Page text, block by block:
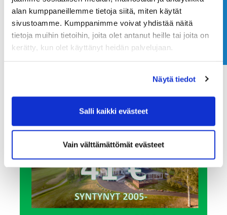
alan kumppaneillemme tietoja siitä, miten käytät
sivustoamme. Kumppanimme voivat yhdistää näitä
tietoja muihin tietoihin, joita olet antanut heille tai joita on
kerätty, kun olet käyttänyt heidän palvelujaan.
Näytä tiedot
Salli kaikki evästeet
Vain välttämättömät evästeet
Ostoksille